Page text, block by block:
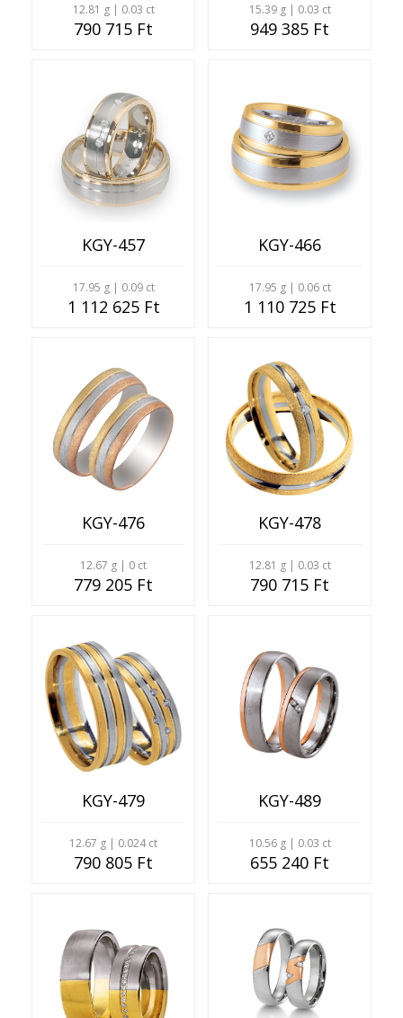
12.81 g | 0.03 ct
790 715 Ft
15.39 g | 0.03 ct
949 385 Ft
KGY-457
17.95 g | 0.09 ct
1 112 625 Ft
KGY-466
17.95 g | 0.06 ct
1 110 725 Ft
KGY-476
12.67 g | 0 ct
779 205 Ft
KGY-478
12.81 g | 0.03 ct
790 715 Ft
KGY-479
12.67 g | 0.024 ct
790 805 Ft
KGY-489
10.56 g | 0.03 ct
655 240 Ft